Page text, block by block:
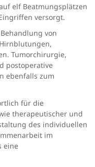
elf Beatmungsplätzen
versorgt.
von
Tumorchirurgie,
postoperative
ebenfalls zum
für die
therapeutischer und
des individuellen
im
eine